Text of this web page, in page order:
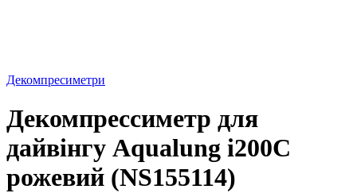
Декомпресиметри
Декомпрессиметр для
дайвінгу Aqualung i200C
рожевий (NS155114)